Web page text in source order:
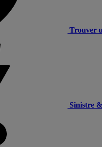
Trouver
Sinistre